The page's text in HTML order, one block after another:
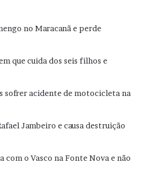
no Maracanã e perde
que cuida dos seis filhos e
sofrer acidente de motocicleta na
Jambeiro e causa destruição
com o Vasco na Fonte Nova e não